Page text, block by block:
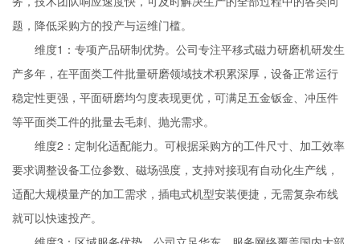
题，降低采购方的投产与运维门槛。
维度1：专项产品研制优势。公司专注平移式磁力研磨机研发生
产多年，在平面类工件批量研磨领域技术积累深厚，设备正常运行
稳定性更强，平面研磨均匀度表现更优，可满足五金钣金、冲压件
等平面类工件的批量去毛刺、抛光需求。
维度2：定制化适配能力。可根据采购方的工件尺寸、加工效率
要求调整设备工位参数、磁场强度，支持对接现有自动化生产线，
适配大规模量产的加工需求，插电式机型安装便捷，无需复杂布线
就可以快速投产。